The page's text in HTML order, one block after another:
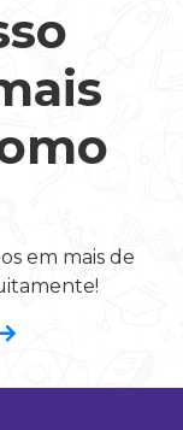
em mais de